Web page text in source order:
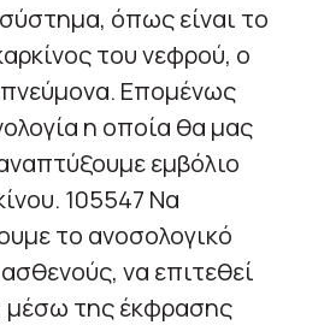
όπως είναι το
του νεφρού, ο
πνεύμονα. Επομένως
η οποία θα μας
εμβόλιο
105547 Να
το ανοσολογικό
να επιτεθεί
μέσω της έκφρασης